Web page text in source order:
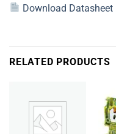
Download Datasheet
RELATED PRODUCTS